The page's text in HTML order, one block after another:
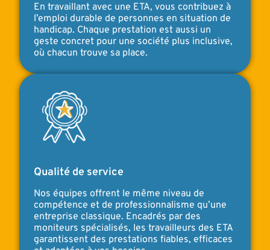
En travaillant avec une ETA, vous contribuez à
l’emploi durable de personnes en situation de
handicap. Chaque prestation est aussi un
geste concret pour une société plus inclusive,
où chacun trouve sa place.
Qualité de service
Nos équipes offrent le même niveau de
compétence et de professionnalisme qu’une
entreprise classique. Encadrés par des
moniteurs spécialisés, les travailleurs des ETA
garantissent des prestations fiables, efficaces